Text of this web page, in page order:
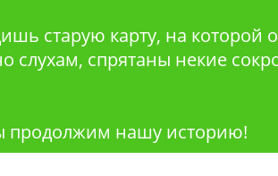
старую карту, на которой
слухам, спрятаны некие
продолжим нашу историю!